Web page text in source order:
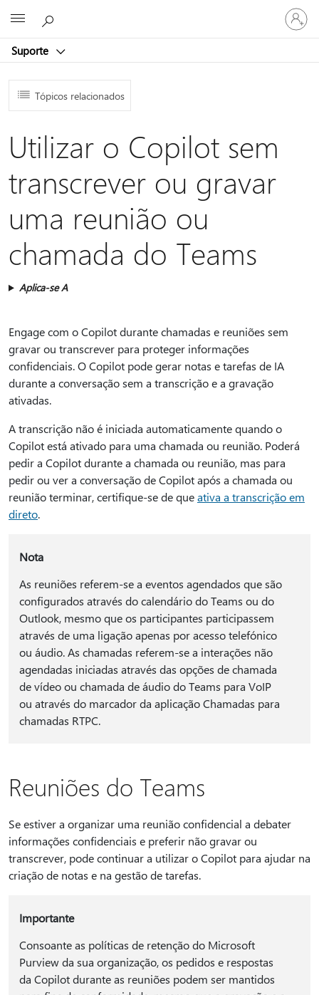
Suporte
Iniciar
sessão
na
Tópicos relacionados
Utilizar o Copilot sem
transcrever ou gravar
uma reunião ou
chamada do Teams
Aplica-se A
Engage com o Copilot durante chamadas e reuniões sem
gravar ou transcrever para proteger informações
confidenciais. O Copilot pode gerar notas e tarefas de IA
durante a conversação sem a transcrição e a gravação
ativadas.
A transcrição não é iniciada automaticamente quando o
Copilot está ativado para uma chamada ou reunião. Poderá
pedir a Copilot durante a chamada ou reunião, mas para
pedir ou ver a conversação de Copilot após a chamada ou
reunião terminar, certifique-se de queativa a transcrição em
direto.
Nota
As reuniões referem-se a eventos agendados que são
configurados através do calendário do Teams ou do
Outlook, mesmo que os participantes participassem
através de uma ligação apenas por acesso telefónico
ou áudio. As chamadas referem-se a interações não
agendadas iniciadas através das opções de chamada
de vídeo ou chamada de áudio do Teams para VoIP
ou através do marcador da aplicação Chamadas para
chamadas RTPC.
Reuniões do Teams
Se estiver a organizar uma reunião confidencial a debater
informações confidenciais e preferir não gravar ou
transcrever, pode continuar a utilizar o Copilot para ajudar na
criação de notas e na gestão de tarefas.
Importante
Consoante as políticas de retenção do Microsoft
Purview da sua organização, os pedidos e respostas
da Copilot durante as reuniões podem ser mantidos